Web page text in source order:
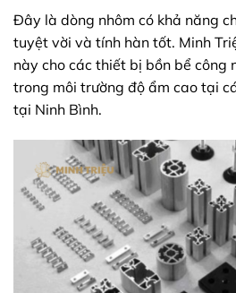
Đây là dòng nhôm có khả năng
tuyệt vời và tính hàn tốt. Minh
này cho các thiết bị bồn bể công
trong môi trường độ ẩm cao tại
tại Ninh Bình.